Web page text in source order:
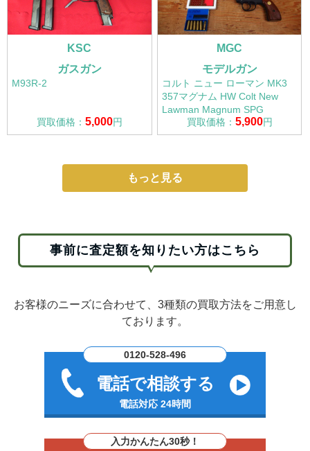
KSC
ガスガン
M93R-2
買取価格： 5,000円
MGC
モデルガン
コルト ニュー ローマン MK3
357マグナム HW Colt New
Lawman Magnum SPG
買取価格： 5,900円
もっと見る
事前に査定額を知りたい方はこちら
お客様のニーズに合わせて、3種類の買取方法をご用意し
ております。
0120-528-496
電話で相談する
電話対応 24時間
入力かんたん30秒！